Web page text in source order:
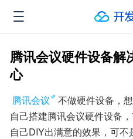
腾讯会议硬件设备解
心
腾讯会议
不做硬件设备，
自己搭建腾讯会议硬件设备
自己DIY出满意的效果，可